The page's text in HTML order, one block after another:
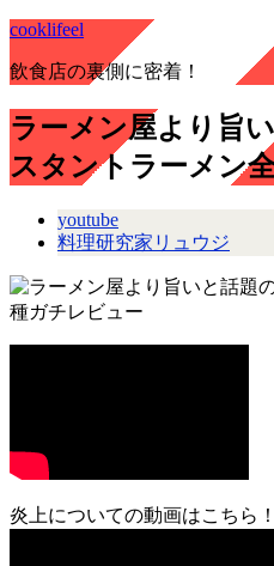
cooklifeel
飲食店の裏側に密着！
ラーメン屋より旨
スタントラーメン
youtube
料理研究家リュウジ
炎上についての動画はこちら！